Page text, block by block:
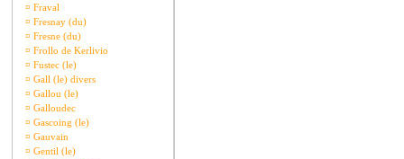
¤ Fraval
¤ Fresnay (du)
¤ Fresne (du)
¤ Frollo de Kerlivio
¤ Fustec (le)
¤ Gall (le) divers
¤ Gallou (le)
¤ Galloudec
¤ Gascoing (le)
¤ Gauvain
¤ Gentil (le)